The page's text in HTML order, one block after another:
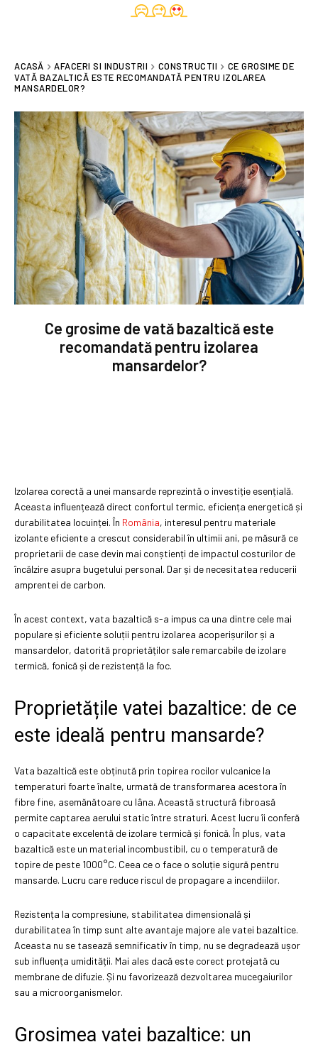
ACASĂ AFACERI SI INDUSTRII CONSTRUCTII
CE GROSIME DE
VATĂ BAZALTICĂ ESTE RECOMANDATĂ PENTRU IZOLAREA
MANSARDELOR?
Ce grosime de vată bazaltică este
recomandată pentru izolarea
mansardelor?
Izolarea corectă a unei mansarde reprezintă o investiție esențială.
Aceasta influențează direct confortul termic, eficiența energetică și
durabilitatea locuinței. În România, interesul pentru materiale
izolante eficiente a crescut considerabil în ultimii ani, pe măsură ce
proprietarii de case devin mai conștienți de impactul costurilor de
încălzire asupra bugetului personal. Dar și de necesitatea reducerii
amprentei de carbon.
În acest context, vata bazaltică s-a impus ca una dintre cele mai
populare și eficiente soluții pentru izolarea acoperișurilor și a
mansardelor, datorită proprietăților sale remarcabile de izolare
termică, fonică și de rezistență la foc.
Proprietățile vatei bazaltice: de ce
este ideală pentru mansarde?
Vata bazaltică este obținută prin topirea rocilor vulcanice la
temperaturi foarte înalte, urmată de transformarea acestora în
fibre fine, asemănătoare cu lâna. Această structură fibroasă
permite captarea aerului static între straturi. Acest lucru îi conferă
o capacitate excelentă de izolare termică și fonică. În plus, vata
bazaltică este un material incombustibil, cu o temperatură de
topire de peste 1000°C. Ceea ce o face o soluție sigură pentru
mansarde. Lucru care reduce riscul de propagare a incendiilor.
Rezistența la compresiune, stabilitatea dimensională și
durabilitatea în timp sunt alte avantaje majore ale vatei bazaltice.
Aceasta nu se tasează semnificativ în timp, nu se degradează ușor
sub influența umidității. Mai ales dacă este corect protejată cu
membrane de difuzie. Și nu favorizează dezvoltarea mucegaiurilor
sau a microorganismelor.
Grosimea vatei bazaltice: un